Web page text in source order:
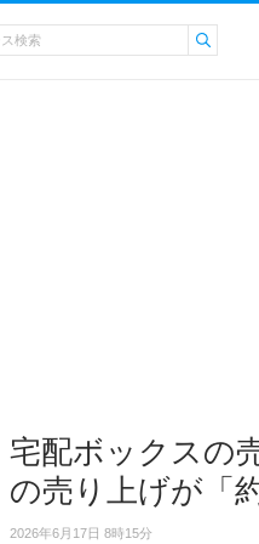
宅配ボックスの
の売り上げが「
2026年6月17日 8時15分